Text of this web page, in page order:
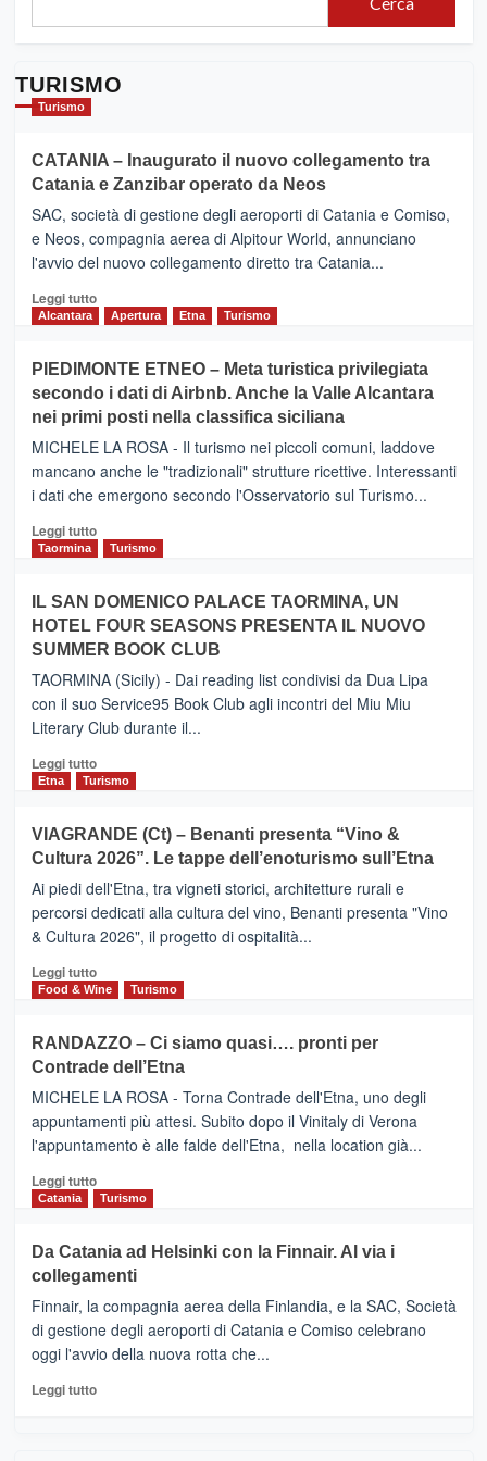
TURISMO
Turismo
CATANIA – Inaugurato il nuovo collegamento tra
Catania e Zanzibar operato da Neos
SAC, società di gestione degli aeroporti di Catania e Comiso,
e Neos, compagnia aerea di Alpitour World, annunciano
l'avvio del nuovo collegamento diretto tra Catania...
Leggi tuttoLeggi
CATANIA
–
Inaugurato
il
nuovo
collegamento
tra
e
Zanzibar
da
Neos
Alcantara Apertura Etna Turismo
PIEDIMONTE ETNEO – Meta turistica privilegiata
secondo i dati di Airbnb. Anche la Valle Alcantara
nei primi posti nella classifica siciliana
MICHELE LA ROSA - Il turismo nei piccoli comuni, laddove
mancano anche le "tradizionali" strutture ricettive. Interessanti
i dati che emergono secondo l'Osservatorio sul Turismo...
Leggi tuttoLeggi
PIEDIMONTE
ETNEO
–
Meta
turistica
privilegiata
secondo
dati
di
Anche
la
Alcantara
nei
primi
nella
classifica
Taormina Turismo
IL SAN DOMENICO PALACE TAORMINA, UN
HOTEL FOUR SEASONS PRESENTA IL NUOVO
SUMMER BOOK CLUB
TAORMINA (Sicily) - Dai reading list condivisi da Dua Lipa
con il suo Service95 Book Club agli incontri del Miu Miu
Literary Club durante il...
Leggi tuttoLeggi
di
IL
SAN
DOMENICO
PALACE
TAORMINA,
UN
HOTEL
FOUR
IL
NUOVO
SUMMER
CLUB
Etna Turismo
VIAGRANDE (Ct) – Benanti presenta “Vino &
Cultura 2026”. Le tappe dell’enoturismo sull’Etna
Ai piedi dell'Etna, tra vigneti storici, architetture rurali e
percorsi dedicati alla cultura del vino, Benanti presenta "Vino
& Cultura 2026", il progetto di ospitalità...
Leggi tuttoLeggi
di
VIAGRANDE
(Ct)
–
Benanti
presenta
“Vino
&
Cultura
tappe
dell’enoturismo
Food & Wine Turismo
RANDAZZO – Ci siamo quasi…. pronti per
Contrade dell’Etna
MICHELE LA ROSA - Torna Contrade dell'Etna, uno degli
appuntamenti più attesi. Subito dopo il Vinitaly di Verona
l'appuntamento è alle falde dell'Etna, nella location già...
Leggi tuttoLeggi
di
RANDAZZO
–
Ci
siamo
quasi….
pronti
per
Catania Turismo
Da Catania ad Helsinki con la Finnair. Al via i
collegamenti
Finnair, la compagnia aerea della Finlandia, e la SAC, Società
di gestione degli aeroporti di Catania e Comiso celebrano
oggi l'avvio della nuova rotta che...
Leggi tuttoLeggi